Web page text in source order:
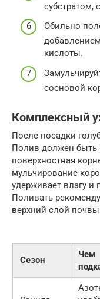
субстратом,
Обильно
кислоты.
сосновой
Комплексный
После посадки
Полив должен быть
поверхностная
мульчирование
удерживает влагу и
Поливать
верхний слой
Сезон
Чем